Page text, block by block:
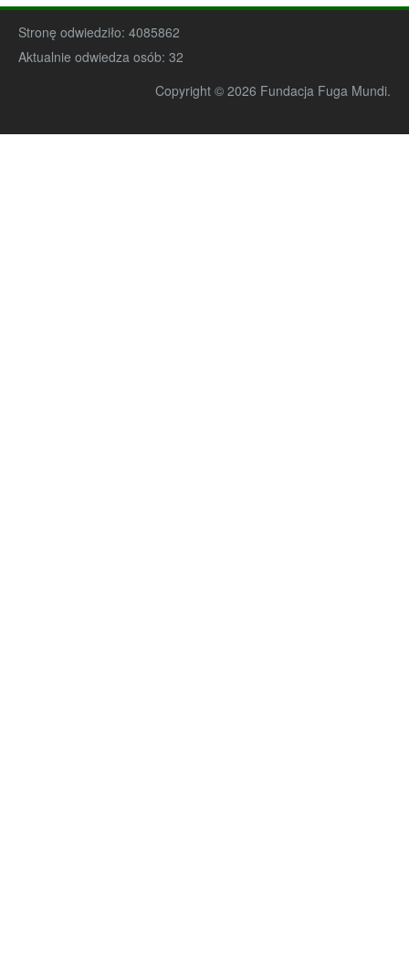
Stronę odwiedziło: 4085862
Aktualnie odwiedza osób: 32
Copyright © 2026 Fundacja Fuga Mundi.